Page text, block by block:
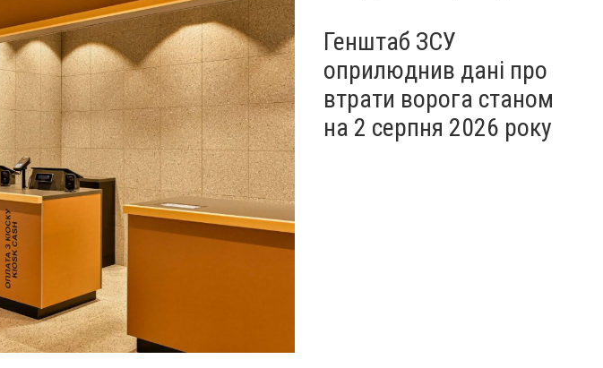
Генштаб ЗСУ
оприлюднив дані про
втрати ворога станом
на 2 серпня 2026 року